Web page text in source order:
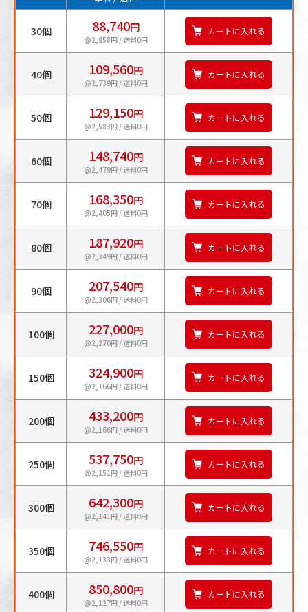
30個 88,740円
@2,958円 / 送料0円
カートに入れる
40個 109,560円
@2,739円 / 送料0円
カートに入れる
50個 129,150円
@2,583円 / 送料0円
カートに入れる
60個 148,740円
@2,479円 / 送料0円
カートに入れる
70個 168,350円
@2,405円 / 送料0円
カートに入れる
80個 187,920円
@2,349円 / 送料0円
カートに入れる
90個 207,540円
@2,306円 / 送料0円
カートに入れる
100個 227,000円
@2,270円 / 送料0円
カートに入れる
150個 324,900円
@2,166円 / 送料0円
カートに入れる
200個 433,200円
@2,166円 / 送料0円
カートに入れる
250個 537,750円
@2,151円 / 送料0円
カートに入れる
300個 642,300円
@2,141円 / 送料0円
カートに入れる
350個 746,550円
@2,133円 / 送料0円
カートに入れる
400個 850,800円
@2,127円 / 送料0円
カートに入れる